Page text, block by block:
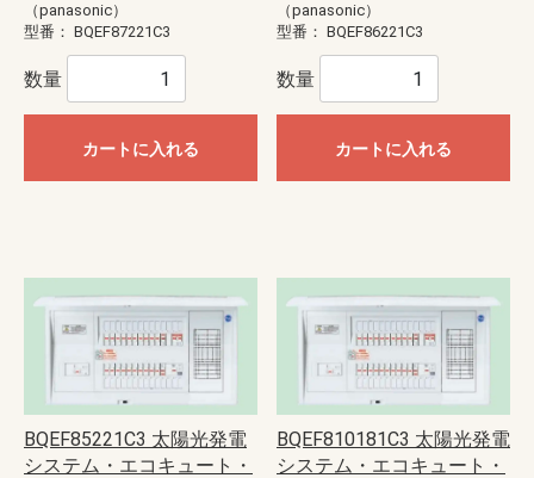
（panasonic）
型番： BQEF87221C3
数量
カートに入れる
（panasonic）
型番： BQEF86221C3
数量
カートに入れる
BQEF85221C3 太陽光発電
システム・エコキュート・
BQEF810181C3 太陽光発電
システム・エコキュート・